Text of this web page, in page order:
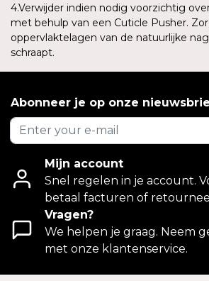
4.Verwijder indien nodig voorzichtig
met behulp van een Cuticle Pusher.
oppervlaktelagen van de natuurlijke
schraapt.
Abonneer je op onze
Mijn account
Snel regelen in je account.
betaal facturen of
Vragen?
We helpen je graag. Neem
met onze klantenservice.